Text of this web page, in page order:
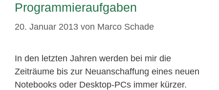
Programmieraufgaben
20. Januar 2013 von Marco Schade
In den letzten Jahren werden bei mir die
Zeiträume bis zur Neuanschaffung eines neuen
Notebooks oder Desktop-PCs immer kürzer.